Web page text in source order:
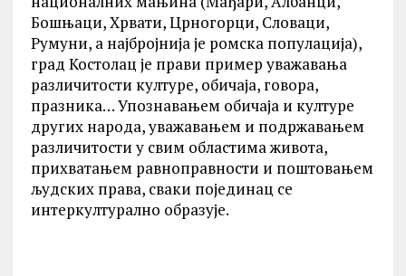
Бошњаци, Хрвати, Црногорци, Словаци,
Румуни, а најбројнија је ромска популација),
град Костолац је прави пример уважавања
различитости културе, обичаја, говора,
празника… Упознавањем обичаја и културе
других народа, уважавањем и подржавањем
различитости у свим областима живота,
прихватањем равноправности и поштовањем
људских права, сваки појединац се
интеркултурално образује.